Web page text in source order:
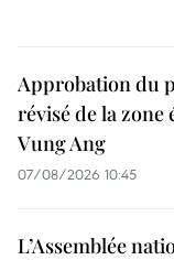
Approbation du
révisé de la zone
Vung Ang
07/08/2026 10:45
L’Assemblée